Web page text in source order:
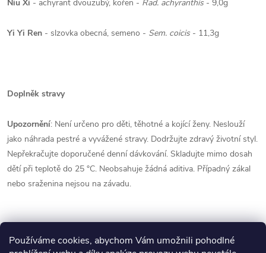
Používáme cookies, abychom Vám umožnili pohodlné
Niu Xi - achyrant dvouzubý, kořen - Rad. achyranthis - 9,0g
Yi Yi Ren - slzovka obecná, semeno - Sem. coicis - 11,3g
Doplněk stravy
Upozornění: Není určeno pro děti, těhotné a kojící ženy. Neslouží
jako náhrada pestré a vyvážené stravy. Dodržujte zdravý životní styl.
Nepřekračujte doporučené denní dávkování. Skladujte mimo dosah
dětí při teplotě do 25 °C. Neobsahuje žádná aditiva. Případný zákal
nebo sraženina nejsou na závadu.